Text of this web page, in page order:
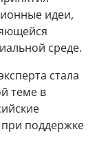
идеи,
среде.
стала
теме в
при поддержке